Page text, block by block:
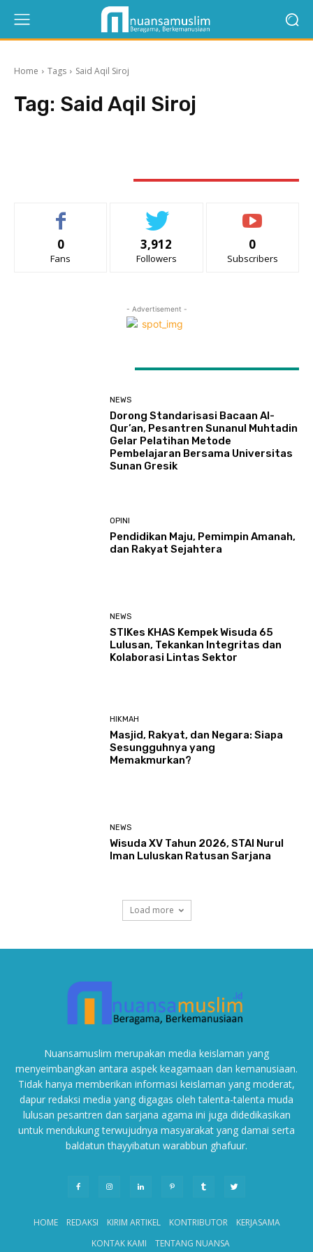
Home Tags Said Aqil Siroj
Tag: Said Aqil Siroj
0
Fans
3,912
Followers
0
Subscribers
- Advertisement -
NEWS
Dorong Standarisasi Bacaan Al-
Qur’an, Pesantren Sunanul Muhtadin
Gelar Pelatihan Metode
Pembelajaran Bersama Universitas
Sunan Gresik
OPINI
Pendidikan Maju, Pemimpin Amanah,
dan Rakyat Sejahtera
NEWS
STIKes KHAS Kempek Wisuda 65
Lulusan, Tekankan Integritas dan
Kolaborasi Lintas Sektor
HIKMAH
Masjid, Rakyat, dan Negara: Siapa
Sesungguhnya yang
Memakmurkan?
NEWS
Wisuda XV Tahun 2026, STAI Nurul
Iman Luluskan Ratusan Sarjana
Load more
Nuansamuslim merupakan media keislaman yang
menyeimbangkan antara aspek keagamaan dan kemanusiaan.
Tidak hanya memberikan informasi keislaman yang moderat,
dapur redaksi media yang digagas oleh talenta-talenta muda
lulusan pesantren dan sarjana agama ini juga didedikasikan
untuk mendukung terwujudnya masyarakat yang damai serta
baldatun thayyibatun warabbun ghafuur.
HOME REDAKSI KIRIM ARTIKEL KONTRIBUTOR
KERJASAMA
KONTAK KAMI
TENTANG NUANSA